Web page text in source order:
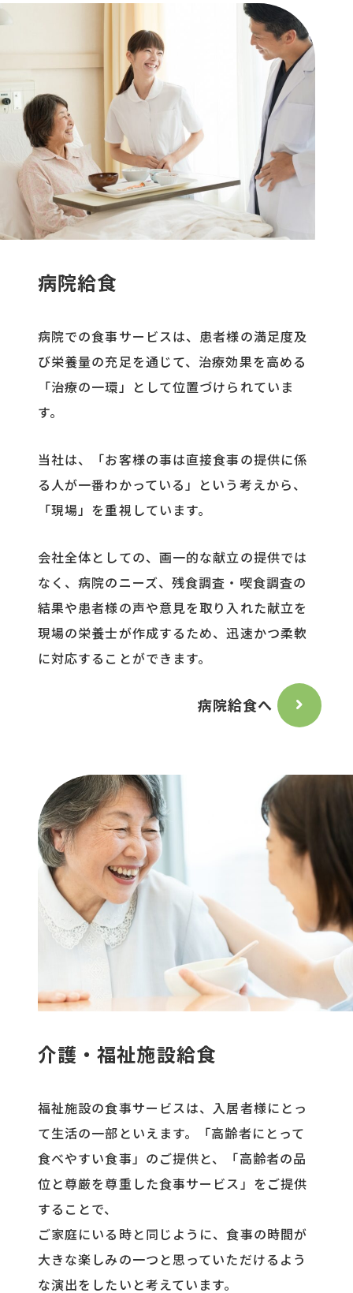
病院給食
病院での食事サービスは、患者様の満足度及
び栄養量の充足を通じて、治療効果を高める
「治療の一環」として位置づけられていま
す。
当社は、「お客様の事は直接食事の提供に係
る人が一番わかっている」という考えから、
「現場」を重視しています。
会社全体としての、画一的な献立の提供では
なく、病院のニーズ、残食調査・喫食調査の
結果や患者様の声や意見を取り入れた献立を
現場の栄養士が作成するため、迅速かつ柔軟
に対応することができます。
病院給食へ
介護・福祉施設給食
福祉施設の食事サービスは、入居者様にとっ
て生活の一部といえます。「高齢者にとって
食べやすい食事」のご提供と、「高齢者の品
位と尊厳を尊重した食事サービス」をご提供
することで、
ご家庭にいる時と同じように、食事の時間が
大きな楽しみの一つと思っていただけるよう
な演出をしたいと考えています。